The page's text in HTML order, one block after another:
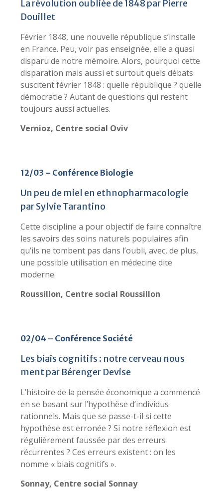
La révolution oubliée de 1848 par Pierre
Douillet
Février 1848, une nouvelle république s’installe
en France. Peu, voir pas enseignée, elle a quasi
disparu de notre mémoire. Alors, pourquoi cette
disparation mais aussi et surtout quels débats
suscitent février 1848 : quelle république ? quelle
démocratie ? Autant de questions qui restent
toujours aussi actuelles.
Vernioz, Centre social Oviv
12/03 – Conférence Biologie
Un peu de miel en ethnopharmacologie
par Sylvie Tarantino
Cette discipline a pour objectif de faire connaître
les savoirs des soins naturels populaires afin
qu’ils ne tombent pas dans l’oubli, avec, de plus,
une possible utilisation en médecine dite
moderne.
Roussillon, Centre social Roussillon
02/04 – Conférence Société
Les biais cognitifs : notre cerveau nous
ment par Bérenger Devise
L’histoire de la pensée économique a commencé
en se basant sur l’hypothèse d’individus
rationnels. Mais que se passe-t-il si cette
hypothèse est erronée ? Si notre réflexion est
régulièrement faussée par des erreurs
récurrentes ? Ces erreurs existent : on les
nomme « biais cognitifs ».
Sonnay, Centre social Sonnay